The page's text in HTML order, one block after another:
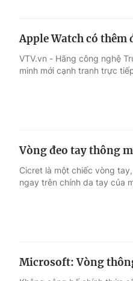
Apple Watch có thêm
VTV.vn - Hãng công nghệ
minh mới cạnh tranh trực
Vòng đeo tay thông
Cicret là một chiếc vòng
ngay trên chính da tay của
Microsoft: Vòng